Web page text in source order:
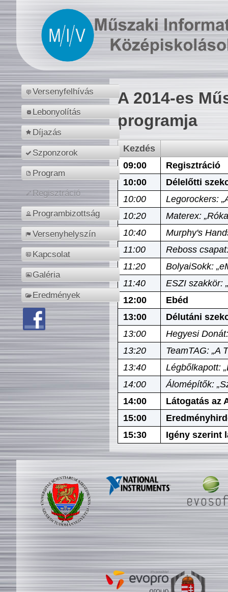
Versenyfelhívás
Lebonyolítás
Díjazás
Szponzorok
Program
Regisztráció
Programbizottság
Versenyhelyszín
Kapcsolat
Galéria
Eredmények
A 2014-es
programja
Kezdés
09:00
Regisztráció
10:00
Délelőtti
10:00
Legorockers:
10:20
Materex:
10:40
Murphy's
11:00
Reboss
11:20
BolyaiSokk:
11:40
ESZI szakkör:
12:00
Ebéd
13:00
Délutáni
13:00
Hegyesi
13:20
TeamTAG: „A
13:40
Légbőlkapott:
14:00
Álomépítők:
14:00
Látogatás az
15:00
15:30
Igény szerint